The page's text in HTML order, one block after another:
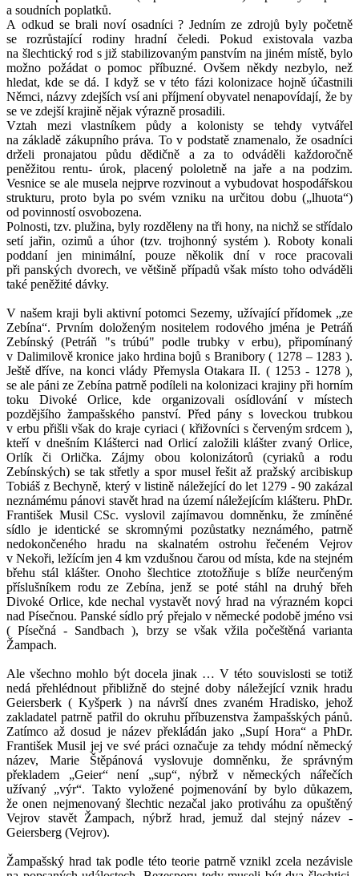
a soudních poplatků.
A odkud se brali noví osadníci ? Jedním ze zdrojů byly početně
se rozrůstající rodiny hradní čeledi. Pokud existovala vazba
na šlechtický rod s již stabilizovaným panstvím na jiném místě, bylo
možno požádat o pomoc příbuzné. Ovšem někdy nezbylo, než
hledat, kde se dá. I když se v této fázi kolonizace hojně účastnili
Němci, názvy zdejších vsí ani příjmení obyvatel nenapovídají, že by
se ve zdejší krajině nějak výrazně prosadili.
Vztah mezi vlastníkem půdy a kolonisty se tehdy vytvářel
na základě zákupního práva. To v podstatě znamenalo, že osadníci
drželi pronajatou půdu dědičně a za to odváděli každoročně
peněžitou rentu- úrok, placený pololetně na jaře a na podzim.
Vesnice se ale musela nejprve rozvinout a vybudovat hospodářskou
strukturu, proto byla po svém vzniku na určitou dobu („lhuota“)
od povinností osvobozena.
Polnosti, tzv. plužina, byly rozděleny na tři hony, na nichž se střídalo
setí jařin, ozimů a úhor (tzv. trojhonný systém ). Roboty konali
poddaní jen minimální, pouze několik dní v roce pracovali
při panských dvorech, ve většině případů však místo toho odváděli
také peněžité dávky.
V našem kraji byli aktivní potomci Sezemy, užívající přídomek „ze
Zebína“. Prvním doloženým nositelem rodového jména je Petráň
Zebínský (Petráň "s trúbú" podle trubky v erbu), připomínaný
v Dalimilově kronice jako hrdina bojů s Branibory ( 1278 – 1283 ).
Ještě dříve, na konci vlády Přemysla Otakara II. ( 1253 - 1278 ),
se ale páni ze Zebína patrně podíleli na kolonizaci krajiny při horním
toku Divoké Orlice, kde organizovali osídlování v místech
pozdějšího žampašského panství. Před pány s loveckou trubkou
v erbu přišli však do kraje cyriaci ( křižovníci s červeným srdcem ),
kteří v dnešním Klášterci nad Orlicí založili klášter zvaný Orlice,
Orlík či Orlička. Zájmy obou kolonizátorů (cyriaků a rodu
Zebínských) se tak střetly a spor musel řešit až pražský arcibiskup
Tobiáš z Bechyně, který v listině náležející do let 1279 - 90 zakázal
neznámému pánovi stavět hrad na území náležejícím klášteru. PhDr.
František Musil CSc. vyslovil zajímavou domněnku, že zmíněné
sídlo je identické se skromnými pozůstatky neznámého, patrně
nedokončeného hradu na skalnatém ostrohu řečeném Vejrov
v Nekoři, ležícím jen 4 km vzdušnou čarou od místa, kde na stejném
břehu stál klášter. Onoho šlechtice ztotožňuje s blíže neurčeným
příslušníkem rodu ze Zebína, jenž se poté stáhl na druhý břeh
Divoké Orlice, kde nechal vystavět nový hrad na výrazném kopci
nad Písečnou. Panské sídlo prý přejalo v německé podobě jméno vsi
( Písečná - Sandbach ), brzy se však vžila počeštěná varianta
Žampach.
Ale všechno mohlo být docela jinak … V této souvislosti se totiž
nedá přehlédnout přibližně do stejné doby náležející vznik hradu
Geiersberk ( Kyšperk ) na návrší dnes zvaném Hradisko, jehož
zakladatel patrně patřil do okruhu příbuzenstva žampašských pánů.
Zatímco až dosud je název překládán jako „Supí Hora“ a PhDr.
František Musil jej ve své práci označuje za tehdy módní německý
název, Marie Štěpánová vyslovuje domněnku, že správným
překladem „Geier“ není „sup“, nýbrž v německých nářečích
užívaný „výr“. Takto vyložené pojmenování by bylo důkazem,
že onen nejmenovaný šlechtic nezačal jako protiváhu za opuštěný
Vejrov stavět Žampach, nýbrž hrad, jemuž dal stejný název -
Geiersberg (Vejrov).
Žampašský hrad tak podle této teorie patrně vznikl zcela nezávisle